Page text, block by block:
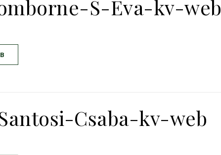
S-Eva-kv-web
Csaba-kv-web